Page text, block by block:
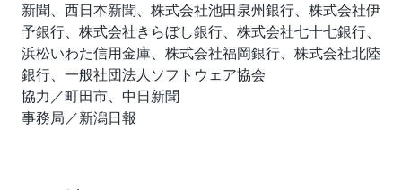
新聞、西日本新聞、株式会社池田泉州銀行、株式会社伊
予銀行、株式会社きらぼし銀行、株式会社七十七銀行、
浜松いわた信用金庫、株式会社福岡銀行、株式会社北陸
銀行、一般社団法人ソフトウェア協会
協力／町田市、中日新聞
事務局／新潟日報